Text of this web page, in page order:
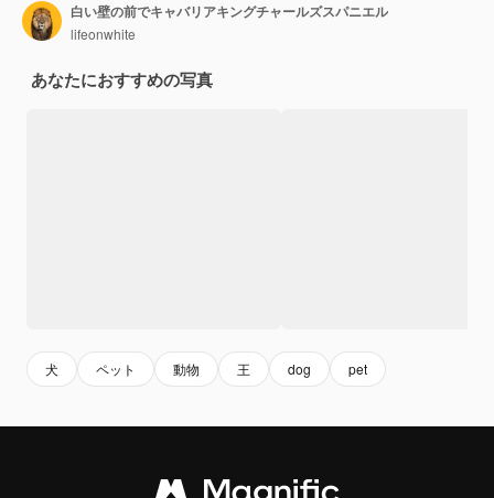
白い壁の前でキャバリアキングチャールズスパニエル
lifeonwhite
あなたにおすすめの写真
犬 ペット 動物 王 dog pet